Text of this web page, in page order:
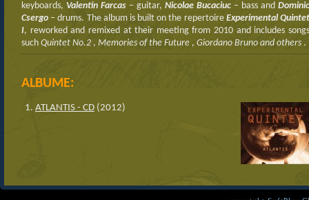
keyboards, Valentin Farcas – guitar, Nicolae Bucaciuc – bass and Dominic
Csergo – drums. The album is built on the repertoire Experimental
I, reworked and remixed at their meeting from 2010 and includes songs
such Quintet No.2 , Memories of the Future , Giordano Bruno and others .
ALBUME:
ATLANTIS - CD (2012)